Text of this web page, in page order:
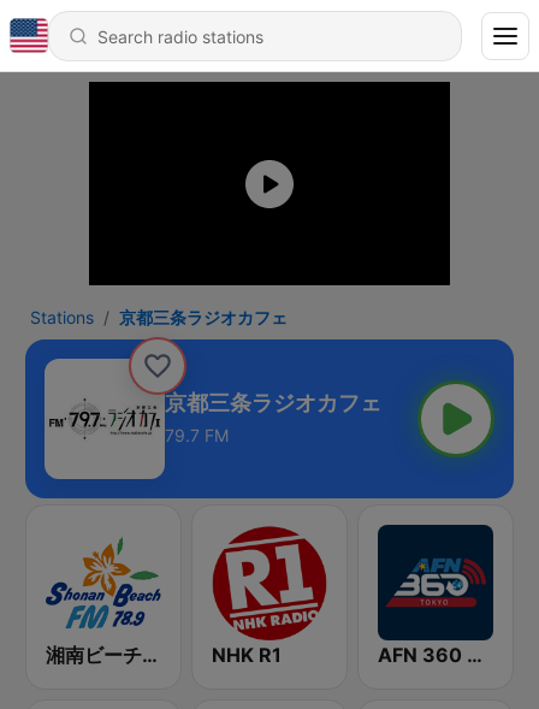
Stations 京都三条ラジオカフェ
京都三条ラジオカフェ
79.7 FM
湘南ビーチFM (Shonan Beach FM) NHK R1 AFN 360 Tokyo (Japan Only)